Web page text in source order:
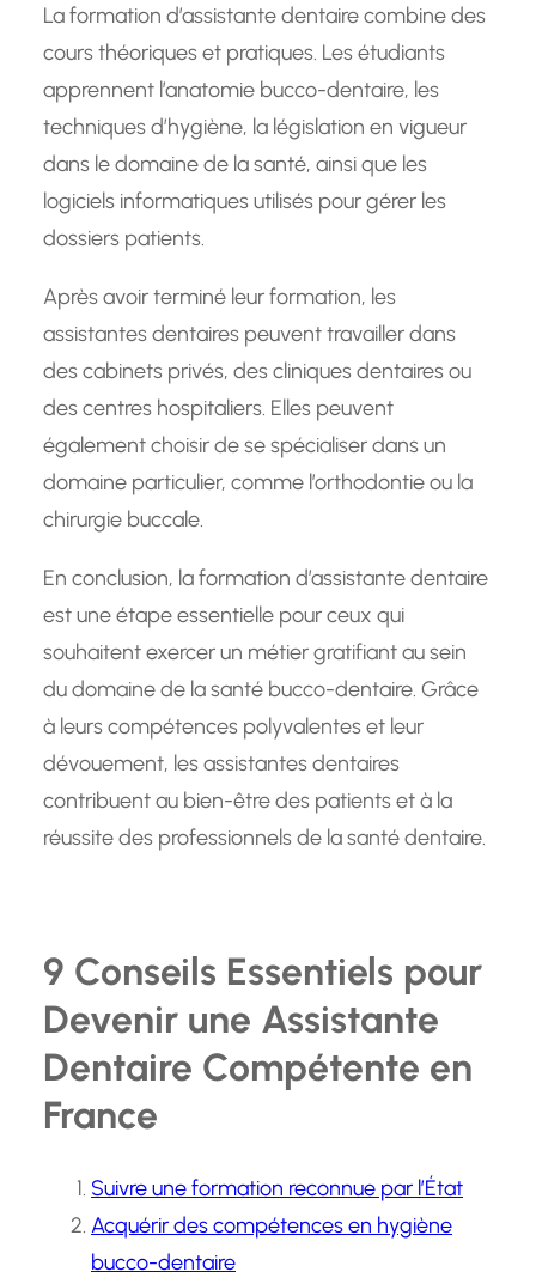
La formation d’assistante dentaire combine des
cours théoriques et pratiques. Les étudiants
apprennent l’anatomie bucco-dentaire, les
techniques d’hygiène, la législation en vigueur
dans le domaine de la santé, ainsi que les
logiciels informatiques utilisés pour gérer les
dossiers patients.
Après avoir terminé leur formation, les
assistantes dentaires peuvent travailler dans
des cabinets privés, des cliniques dentaires ou
des centres hospitaliers. Elles peuvent
également choisir de se spécialiser dans un
domaine particulier, comme l’orthodontie ou la
chirurgie buccale.
En conclusion, la formation d’assistante dentaire
est une étape essentielle pour ceux qui
souhaitent exercer un métier gratifiant au sein
du domaine de la santé bucco-dentaire. Grâce
à leurs compétences polyvalentes et leur
dévouement, les assistantes dentaires
contribuent au bien-être des patients et à la
réussite des professionnels de la santé dentaire.
9 Conseils Essentiels pour
Devenir une Assistante
Dentaire Compétente en
France
Suivre une formation reconnue par l’État
Acquérir des compétences en hygiène
bucco-dentaire